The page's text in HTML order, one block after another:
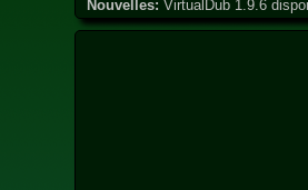
Nouvelles: VirtualDub 1.9.6